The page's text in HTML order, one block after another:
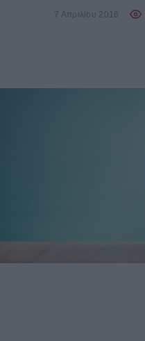
7 Απριλίου 2016